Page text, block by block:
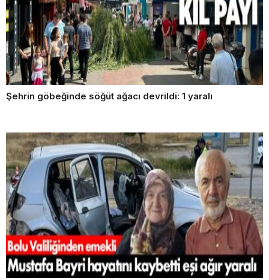
Şehrin göbeğinde söğüt ağacı devrildi: 1 yaralı